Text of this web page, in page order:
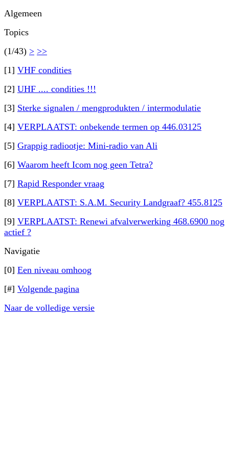
Algemeen
Topics
(1/43) > >>
[1] VHF condities
[2] UHF .... condities !!!
[3] Sterke signalen / mengprodukten / intermodulatie
[4] VERPLAATST: onbekende termen op 446.03125
[5] Grappig radiootje: Mini-radio van Ali
[6] Waarom heeft Icom nog geen Tetra?
[7] Rapid Responder vraag
[8] VERPLAATST: S.A.M. Security Landgraaf? 455.8125
[9] VERPLAATST: Renewi afvalverwerking 468.6900 nog
actief ?
Navigatie
[0] Een niveau omhoog
[#] Volgende pagina
Naar de volledige versie